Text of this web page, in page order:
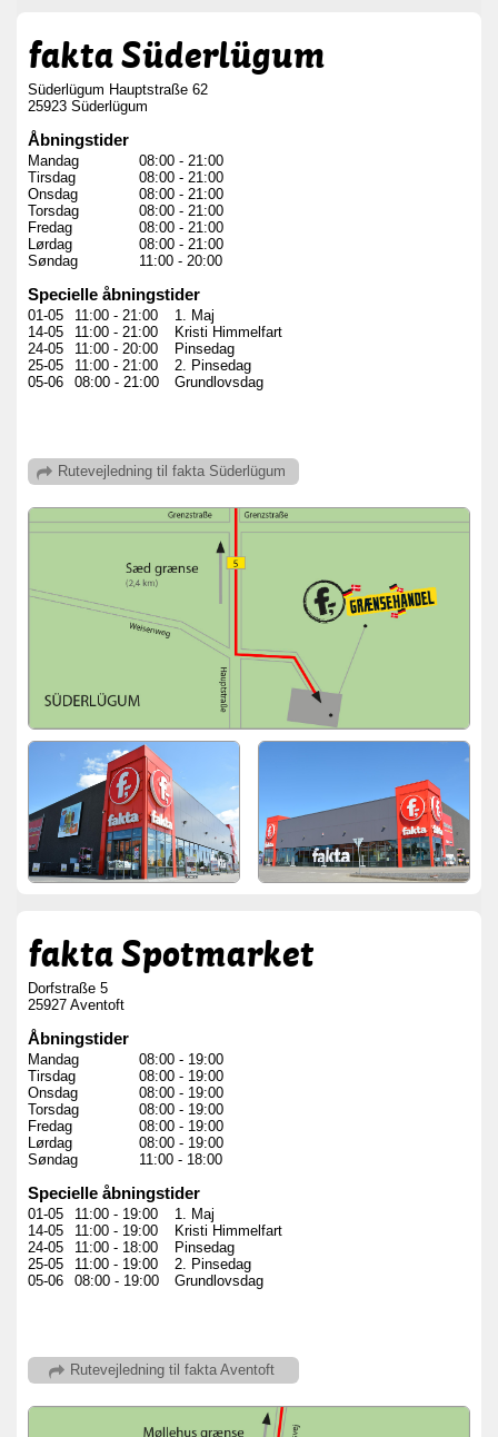
fakta Süderlügum
Süderlügum Hauptstraße 62
25923 Süderlügum
Åbningstider
Mandag 08:00 - 21:00
Tirsdag
08:00 - 21:00
Onsdag
08:00 - 21:00
Torsdag
08:00 - 21:00
Fredag
08:00 - 21:00
Lørdag
08:00 - 21:00
Søndag
11:00 - 20:00
Specielle åbningstider
01-05 11:00 - 21:00
1. Maj
14-05
11:00 - 21:00
Kristi Himmelfart
24-05
11:00 - 20:00
Pinsedag
25-05
11:00 - 21:00
2. Pinsedag
05-06
08:00 - 21:00 Grundlovsdag
Rutevejledning til fakta Süderlügum
fakta Spotmarket
Dorfstraße 5
25927 Aventoft
Åbningstider
Mandag 08:00 - 19:00
Tirsdag
08:00 - 19:00
Onsdag
08:00 - 19:00
Torsdag
08:00 - 19:00
Fredag
08:00 - 19:00
Lørdag
08:00 - 19:00
Søndag
11:00 - 18:00
Specielle åbningstider
01-05 11:00 - 19:00
1. Maj
14-05
11:00 - 19:00
Kristi Himmelfart
24-05
11:00 - 18:00
Pinsedag
25-05
11:00 - 19:00
2. Pinsedag
05-06
08:00 - 19:00 Grundlovsdag
Rutevejledningtil fakta Aventoft